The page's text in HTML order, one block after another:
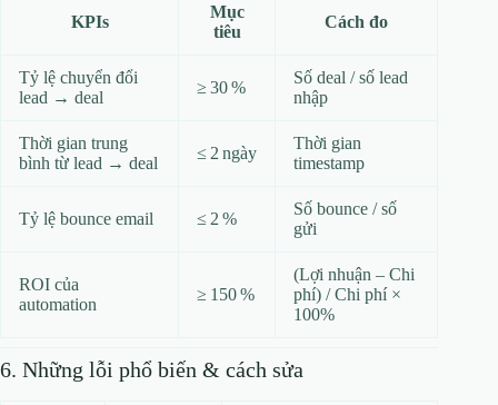
KPIs
Mục
tiêu
Cách đo
Tỷ lệ chuyển đổi
lead → deal
≥ 30 %
Số deal / số lead
nhập
Thời gian trung
bình từ lead → deal
≤ 2 ngày
Thời gian
timestamp
Tỷ lệ bounce email ≤ 2 %
Số bounce / số
gửi
ROI của
automation
≥ 150 %
(Lợi nhuận – Chi
phí) / Chi phí ×
100%
6. Những lỗi phổ biến & cách sửa